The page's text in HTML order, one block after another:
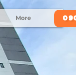
More